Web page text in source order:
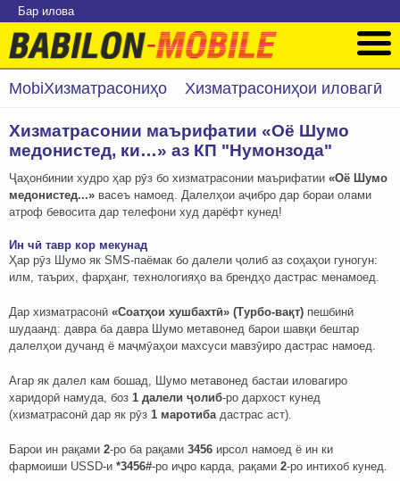
Бар илова
MobiХизматрасониҳо Хизматрасониҳои иловагӣ
Хизматрасонии маърифатии «Оё Шумо
медонистед, ки…» аз КП "Нумонзода"
Ҷаҳонбинии худро ҳар рӯз бо хизматрасонии маърифатии «Оё Шумо
медонистед...» васеъ намоед. Далелҳои аҷибро дар бораи олами
атроф бевосита дар телефони худ дарёфт кунед!
Ин чӣ тавр кор мекунад
Ҳар рӯз Шумо як SMS-паёмак бо далели ҷолиб аз соҳаҳои гуногун:
илм, таърих, фарҳанг, технологияҳо ва брендҳо дастрас менамоед.
Дар хизматрасонӣ «Соатҳои хушбахтӣ» (Турбо-вақт) пешбинӣ
шудаанд: давра ба давра Шумо метавонед барои шавқи бештар
далелҳои дучанд ё маҷмӯаҳои махсуси мавзӯиро дастрас намоед.
Агар як далел кам бошад, Шумо метавонед бастаи иловагиро
харидорӣ намуда, боз 1 далели ҷолиб-ро дархост кунед
(хизматрасонӣ дар як рӯз 1 маротибадастрас аст).
Барои ин рақами 2-ро ба рақами 3456 ирсол намоед ё ин ки
фармоиши USSD-и *3456#-ро иҷро карда, рақами 2-ро интихоб кунед.